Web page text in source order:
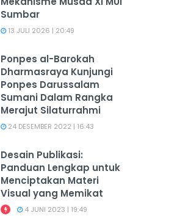
Sumbar
13 JULI 2026 | 20:49
Ponpes al-Barokah
Dharmasraya Kunjungi
Ponpes Darussalam
Sumani Dalam Rangka
Merajut Silaturrahmi
24 DESEMBER 2022 | 16:43
Desain Publikasi:
Panduan Lengkap untuk
Menciptakan Materi
Visual yang Memikat
4 JUNI 2023 | 19:49